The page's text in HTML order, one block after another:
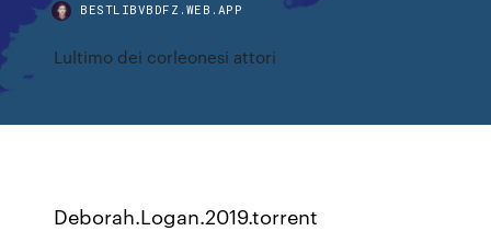
BESTLIBVBDFZ.WEB.APP
Lultimo dei corleonesi attori
Deborah.Logan.2019.torrent